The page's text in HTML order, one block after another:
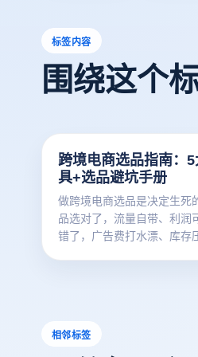
标签内容
围绕这个
跨境电商选品指南：
具+选品避坑手册
做跨境电商选品是决定生死
品选对了，流量自带、利润
错了，广告费打水漂、库存
相邻标签